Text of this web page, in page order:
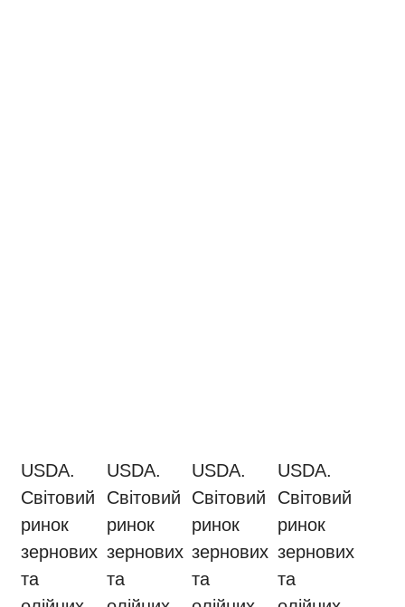
USDA.
Світовий
ринок
зернових
та
USDA.
Світовий
ринок
зернових
та
USDA.
Світовий
ринок
зернових
та
USDA.
Світовий
ринок
зернових
та